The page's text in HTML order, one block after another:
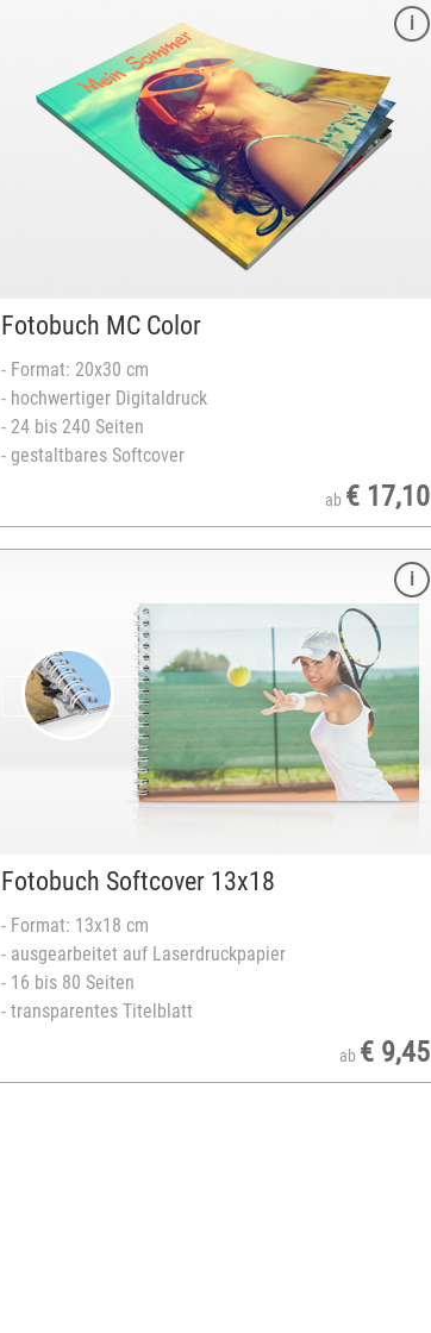
Fotobuch MC Color
- Format: 20x30 cm
- hochwertiger Digitaldruck
- 24 bis 240 Seiten
- gestaltbares Softcover
ab € 17,10
Format: 13x18 cm
ausgearbeitet auf Laserdruckpapier
FSC®-zertifiziertes Europapier
ab 16 Seiten
Klebe- oder Spiralbindung
Leineneinband
Einband Farben: rot, gelb, silber oder blau
Fotobuch Softcover 13x18
- Format: 13x18 cm
- ausgearbeitet auf Laserdruckpapier
- 16 bis 80 Seiten
- transparentes Titelblatt
ab € 9,45
Format: 20x30 cm
ausgearbeitet auf Laserdruckpapier
FSC®-zertifiziertes Europapier
24 bis 80 Seiten
Spiralbindung
transparentes Titelblatt
stabiles Rückblatt aus Karton